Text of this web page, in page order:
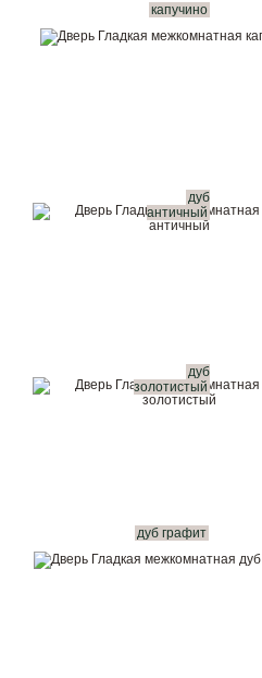
капучино
дуб
античный
дуб
золотистый
дуб графит